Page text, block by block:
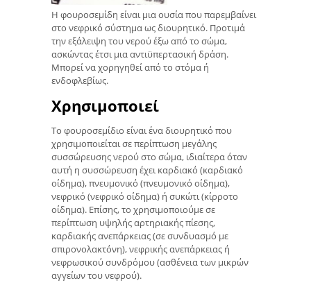
Η φουροσεμίδη είναι μια ουσία που παρεμβαίνει
στο νεφρικό σύστημα ως διουρητικό. Προτιμά
την εξάλειψη του νερού έξω από το σώμα,
ασκώντας έτσι μια αντιϋπερτασική δράση.
Μπορεί να χορηγηθεί από το στόμα ή
ενδοφλεβίως.
Χρησιμοποιεί
Το φουροσεμίδιο είναι ένα διουρητικό που
χρησιμοποιείται σε περίπτωση μεγάλης
συσσώρευσης νερού στο σώμα, ιδιαίτερα όταν
αυτή η συσσώρευση έχει καρδιακό (καρδιακό
οίδημα), πνευμονικό (πνευμονικό οίδημα),
νεφρικό (νεφρικό οίδημα) ή συκώτι (κίρροτο
οίδημα). Επίσης, το χρησιμοποιούμε σε
περίπτωση υψηλής αρτηριακής πίεσης,
καρδιακής ανεπάρκειας (σε συνδυασμό με
σπιρονολακτόνη), νεφρικής ανεπάρκειας ή
νεφρωσικού συνδρόμου (ασθένεια των μικρών
αγγείων του νεφρού).